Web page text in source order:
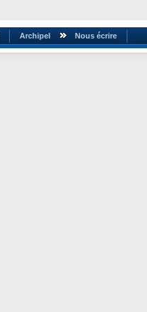
Archipel Nous écrire